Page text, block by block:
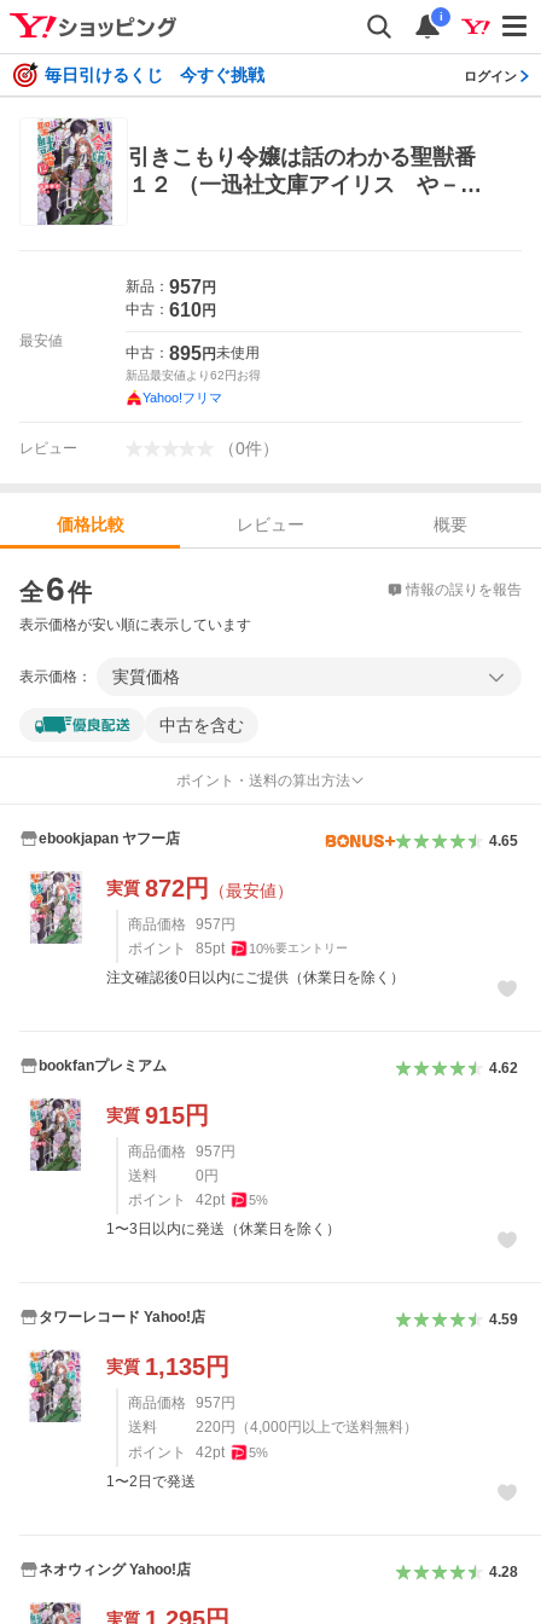
i
毎日引けるくじ 今すぐ挑戦 ログイン
引きこもり令嬢は話のわかる聖獣番
１２ （一迅社文庫アイリス や－０
最安値
新品： 957円
中古： 610円
中古： 895円未使用
新品最安値より62円お得
Yahoo!フリマ
レビュー （0件）
価格比較 レビュー
概要
全6件 情報の誤りを報告
表示価格が安い順に表示しています
表示価格： 実質価格
中古を含む
ポイント・送料の算出方法
ebookjapan ヤフー店 4.65
実質 872円 （最安値）
商品価格 957 円
ポイント
85pt 10%要エントリー
注文確認後0日以内にご提供（休業日を除く）
bookfanプレミアム 4.62
実質 915円
商品価格 957 円
送料
0 円
ポイント
42pt 5%
1〜3日以内に発送（休業日を除く）
タワーレコード Yahoo!店 4.59
実質 1,135円
商品価格 957 円
送料
220 円 （4,000 円以上で送料無料）
ポイント
42pt 5%
1〜2日で発送
ネオウィング Yahoo!店 4.28
実質